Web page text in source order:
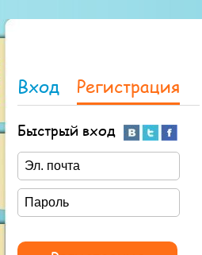
Вход Регистрация
Быстрый вход